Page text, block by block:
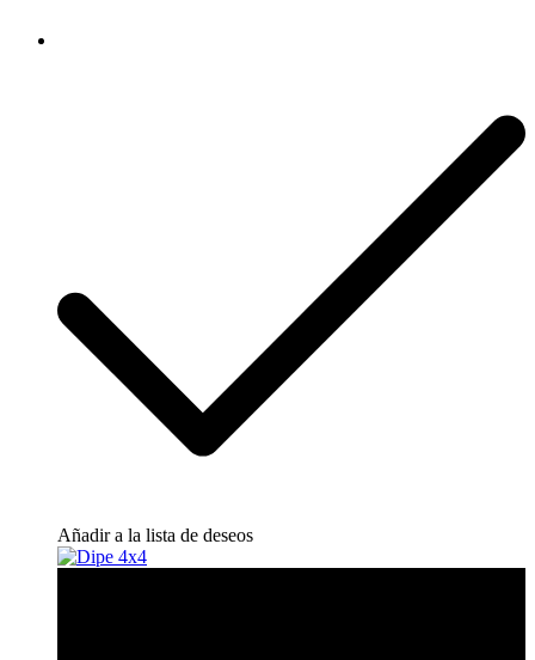
Añadir a la lista de deseos